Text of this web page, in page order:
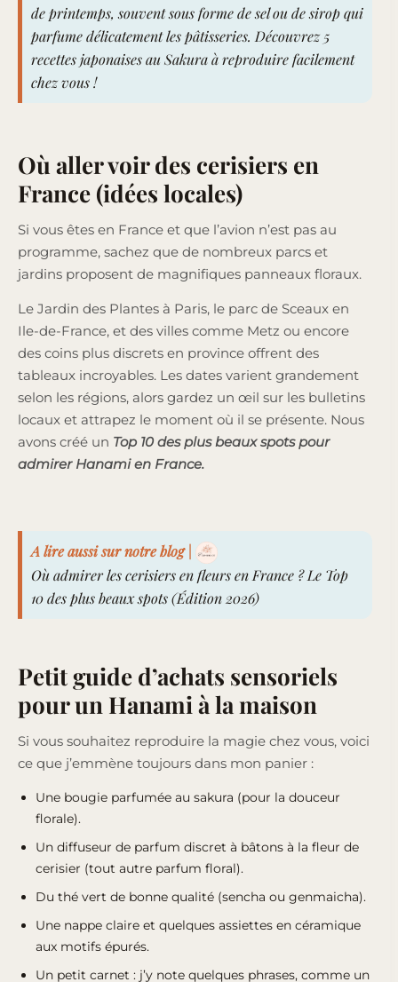
de printemps, souvent sous forme de sel ou de sirop qui
parfume délicatement les pâtisseries. Découvrez 5
recettes japonaises au Sakura à reproduire facilement
chez vous!
Où aller voir des cerisiers en
France (idées locales)
Si vous êtes en France et que l’avion n’est pas au
programme, sachez que de nombreux parcs et
jardins proposent de magnifiques panneaux floraux.
Le Jardin des Plantes à Paris, le parc de Sceaux en
Ile-de-France, et des villes comme Metz ou encore
des coins plus discrets en province offrent des
tableaux incroyables. Les dates varient grandement
selon les régions, alors gardez un œil sur les bulletins
locaux et attrapez le moment où il se présente. Nous
avons créé un Top 10 des plus beaux spots pour
admirer Hanami en France.
A lire aussi sur notre blog |
Où admirer les cerisiers en fleurs en France ? Le Top
10 des plus beaux spots (Édition 2026)
Petit guide d’achats sensoriels
pour un Hanami à la maison
Si vous souhaitez reproduire la magie chez vous, voici
ce que j’emmène toujours dans mon panier :
Une bougie parfumée au sakura (pour la douceur
florale).
Un diffuseur de parfum discret à bâtons à la fleur de
cerisier (tout autre parfum floral).
Du thé vert de bonne qualité (sencha ou genmaicha).
Une nappe claire et quelques assiettes en céramique
aux motifs épurés.
Un petit carnet : j’y note quelques phrases, comme un